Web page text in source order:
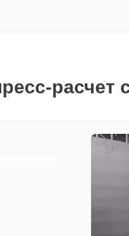
расчет